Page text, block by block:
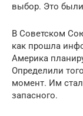
выбор. Это
В Советском
как прошла
Америка
Определили
момент. Им
запасного.